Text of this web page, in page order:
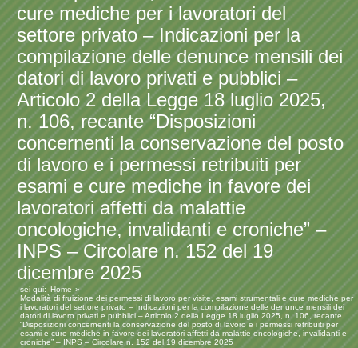
cure mediche per i lavoratori del
settore privato – Indicazioni per la
compilazione delle denunce mensili dei
datori di lavoro privati e pubblici –
Articolo 2 della Legge 18 luglio 2025,
n. 106, recante “Disposizioni
concernenti la conservazione del posto
di lavoro e i permessi retribuiti per
esami e cure mediche in favore dei
lavoratori affetti da malattie
oncologiche, invalidanti e croniche” –
INPS – Circolare n. 152 del 19
dicembre 2025
sei qui:
Home
Modalità di fruizione dei permessi di lavoro per visite, esami strumentali e cure mediche per
i lavoratori del settore privato – Indicazioni per la compilazione delle denunce mensili dei
datori di lavoro privati e pubblici – Articolo 2 della Legge 18 luglio 2025, n. 106, recante
“Disposizioni concernenti la conservazione del posto di lavoro e i permessi retribuiti per
esami e cure mediche in favore dei lavoratori affetti da malattie oncologiche, invalidanti e
croniche” – INPS – Circolare n. 152 del 19 dicembre 2025